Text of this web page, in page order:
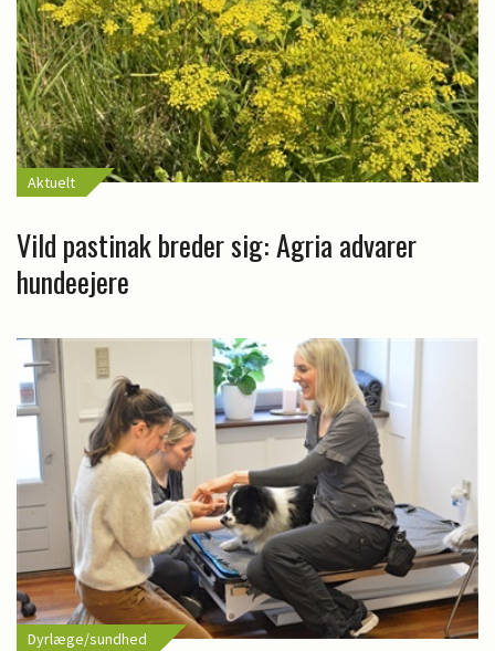
Aktuelt
Vild pastinak breder sig: Agria advarer
hundeejere
Dyrlæge/sundhed